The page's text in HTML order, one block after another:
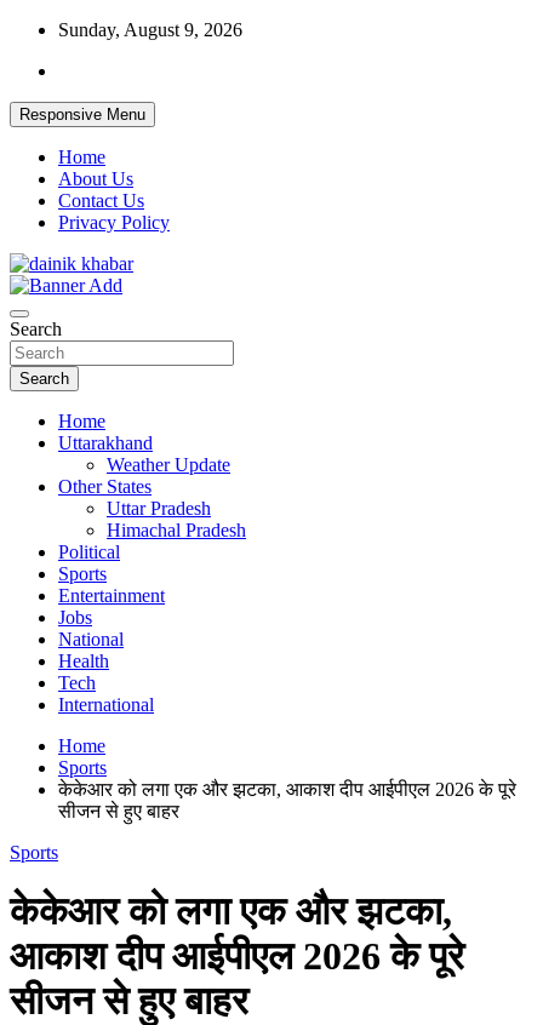
Skip
content
Sunday, August 9, 2026
Responsive Menu
Home
About Us
Contact Us
Privacy Policy
Dainikkhabar.in – Uttarakhand Daily
Hindi News Website
Search
Search
Home
Uttarakhand
Weather Update
Other States
Uttar Pradesh
Himachal Pradesh
Political
Sports
Entertainment
Jobs
National
Health
Tech
International
Home
Sports
केकेआर को लगा एक और झटका, आकाश दीप आईपीएल 2026 के पूरे
सीजन से हुए बाहर
Sports
केकेआर को लगा एक और झटका,
आकाश दीप आईपीएल 2026 के पूरे
सीजन से हुए बाहर